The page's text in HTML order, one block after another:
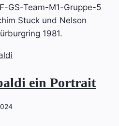
GS-Team-M1-Gruppe-5
Stuck und Nelson
1981.
ein Portrait